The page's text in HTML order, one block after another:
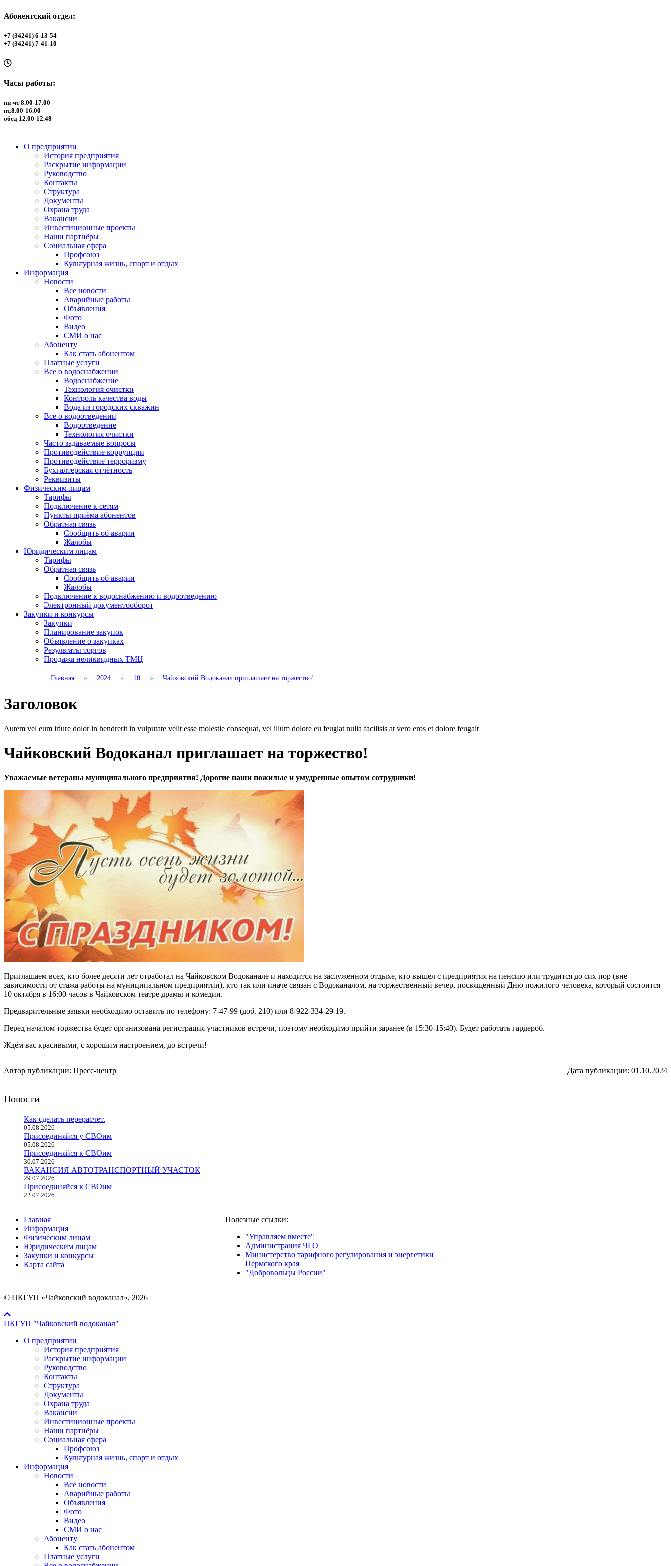
Абонентский отдел:
+7 (34241) 6-13-54
+7 (34241) 7-41-10
Часы работы:
пн-чт 8.00-17.00
пт.8.00-16.00
обед 12.00-12.48
О предприятии
История предприятия
Раскрытие информации
Руководство
Контакты
Структура
Документы
Охрана труда
Вакансии
Инвестиционные проекты
Наши партнёры
Социальная сфера
Профсоюз
Культурная жизнь, спорт и отдых
Информация
Новости
Все новости
Аварийные работы
Объявления
Фото
Видео
СМИ о нас
Абоненту
Как стать абонентом
Платные услуги
Все о водоснабжении
Водоснабжение
Технология очистки
Контроль качества воды
Вода из городских скважин
Все о водоотведении
Водоотведение
Технология очистки
Часто задаваемые вопросы
Противодействие коррупции
Противодействие терроризму
Бухгалтерская отчётность
Реквизиты
Физическим лицам
Тарифы
Подключение к сетям
Пункты приёма абонентов
Обратная связь
Сообщить об аварии
Жалобы
Юридическим лицам
Тарифы
Обратная связь
Сообщить об аварии
Жалобы
Подключение к водоснабжению и водоотведению
Электронный документооборот
Закупки и конкурсы
Закупки
Планирование закупок
Объявление о закупках
Результаты торгов
Продажа неликвидных ТМЦ
Главная » 2024 » 10 » Чайковский Водоканал приглашает на торжество!
Заголовок
Autem vel eum iriure dolor in hendrerit in vulputate velit esse molestie consequat, vel illum dolore eu feugiat nulla facilisis at vero eros et dolore feugait
Чайковский Водоканал приглашает на торжество!
Уважаемые ветераны муниципального предприятия! Дорогие наши пожилые и умудренные опытом сотрудники!
Приглашаем всех, кто более десяти лет отработал на Чайковском Водоканале и находится на заслуженном отдыхе, кто вышел с предприятия на пенсию или трудится до сих пор (вне
зависимости от стажа работы на муниципальном предприятии), кто так или иначе связан с Водоканалом, на торжественный вечер, посвященный Дню пожилого человека, который состоится
10 октября в 16:00 часов в Чайковском театре драмы и комедии.
Предварительные заявки необходимо оставить по телефону: 7-47-99 (доб. 210) или 8-922-334-29-19.
Перед началом торжества будет организована регистрация участников встречи, поэтому необходимо прийти заранее (в 15:30-15:40). Будет работать гардероб.
Ждём вас красивыми, с хорошим настроением, до встречи!
Автор публикации: Пресс-центр Дата публикации: 01.10.2024
Новости
Как сделать перерасчет.
05.08.2026
Присоединяйся у СВОим
05.08.2026
Присоединяйся к СВОим
30.07.2026
ВАКАНСИЯ АВТОТРАНСПОРТНЫЙ УЧАСТОК
29.07.2026
Присоединяйся к СВОим
22.07.2026
Главная
Информация
Физическим лицам
Юридическим лицам
Закупки и конкурсы
Карта сайта
Полезные ссылки:
"Управляем вместе"
Администрация ЧГО
Министерство тарифного регулирования и энергетики
Пермского края
"Добровольцы России"
© ПКГУП «Чайковский водоканал», 2026
ПКГУП "Чайковский водоканал"
О предприятии
История предприятия
Раскрытие информации
Руководство
Контакты
Структура
Документы
Охрана труда
Вакансии
Инвестиционные проекты
Наши партнёры
Социальная сфера
Профсоюз
Культурная жизнь, спорт и отдых
Информация
Новости
Все новости
Аварийные работы
Объявления
Фото
Видео
СМИ о нас
Абоненту
Как стать абонентом
Платные услуги